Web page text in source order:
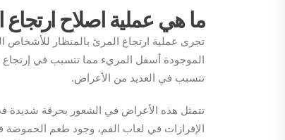
ما هي عملية اصلاح ارتجاع
تجرى عملية ارتجاع المرئ بالمنظار للأشخاص
الموجودة أسفل المريء مما تتسبب في إرتجاع
تتسبب في العديد من الأعراض.
تتمثل هذه الأعراض في الشعور بحرقة شديدة
الإفرازات في لعاب الفم، وجود طعم الحموضة